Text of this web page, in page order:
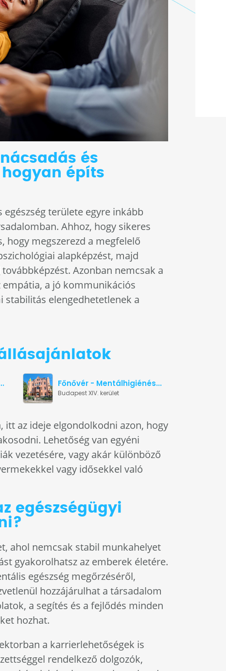
és
építs
területe egyre inkább
Ahhoz, hogy sikeres
hogy megszerezd a megfelelő
alapképzést, majd
továbbképzést. Azonban nemcsak a
a jó kommunikációs
stabilitás elengedhetetlenek a
állásajánlatok
Főnővér - Mentálhigiénés...
Budapest XIV. kerület
itt az ideje elgondolkodni azon, hogy
Lehetőség van egyéni
vezetésére, vagy akár különböző
vagy idősekkel való
egészségügyi
ahol nemcsak stabil munkahelyet
gyakorolhatsz az emberek életére.
egészség megőrzéséről,
hozzájárulhat a társadalom
a segítés és a fejlődés minden
hozhat.
a karrierlehetőségek is
rendelkező dolgozók,